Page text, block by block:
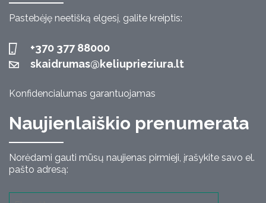
Pastebėję neetišką elgesį, galite kreiptis:
+370 377 88000
skaidrumas@keliuprieziura.lt
Konfidencialumas garantuojamas
Naujienlaiškio prenumerata
Norėdami gauti mūsų naujienas pirmieji, įrašykite savo el.
pašto adresą: